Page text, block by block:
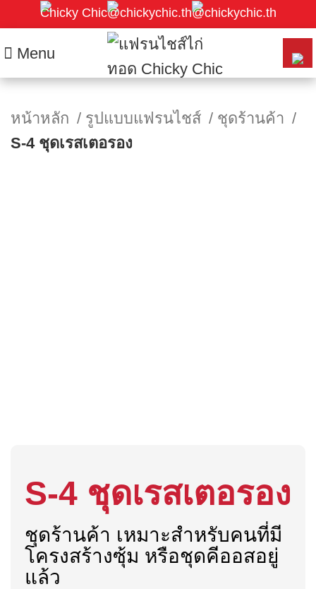
Chicky Chic@chickychic.th@chickychic.th
Menu
หน้าหลัก รูปแบบแฟรนไชส์
ชุดร้านค้า
S-4 ชุดเรสเตอรอง
S-4 ชุดเรสเตอรอง
ชุดร้านค้า เหมาะสำหรับคนที่มี
โครงสร้างซุ้ม หรือชุดคีออสอยู่
แล้ว